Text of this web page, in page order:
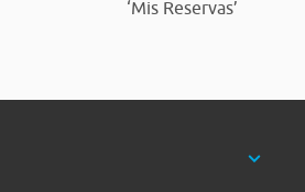
‘Mis Reservas’